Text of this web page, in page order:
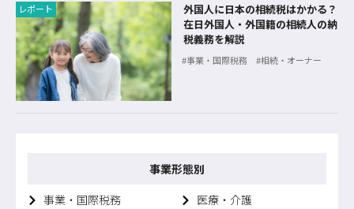
レポート
外国人に日本の相続税はかかる？
在日外国人・外国籍の相続人の納
税義務を解説
事業・国際税務 相続・オーナー
事業形態別
事業・国際税務
医療・介護